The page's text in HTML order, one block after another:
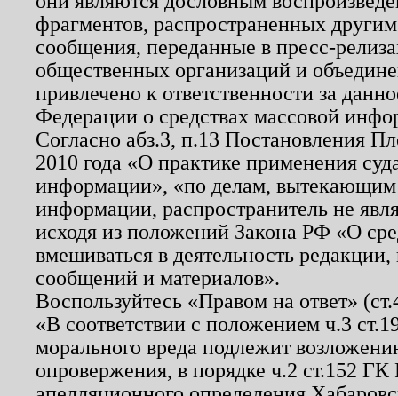
фрагментов, распространенных
сообщения, переданные в пресс-
общественных организаций и
привлечено к ответственности за
Федерации о средствах массовой
Согласно абз.3, п.13 Постановления
2010 года «О практике применения
информации», «по делам, вытекающим
информации, распространитель не
исходя из положений Закона РФ «О
вмешиваться в деятельность
сообщений и материалов».
Воспользуйтесь «Правом на ответ»
«В соответствии с положением ч.3
морального вреда подлежит
опровержения, в порядке ч.2 ст.152